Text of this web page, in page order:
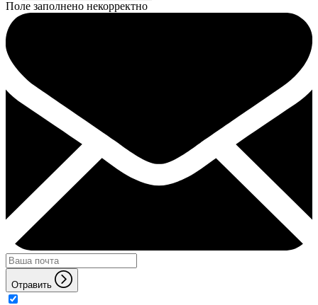
Поле заполнено некорректно
Отравить